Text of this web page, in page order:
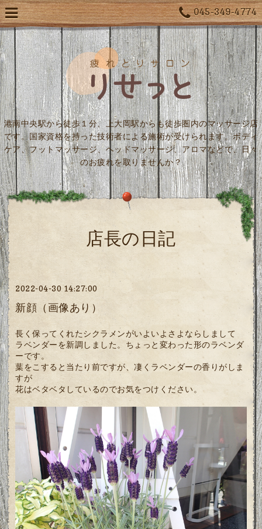
045-349-4774
港南中央駅から徒歩１分、上大岡駅からも徒歩圏内のマッサージ店
です。国家資格を持った技術者による施術が受けられます。ボディ
ケア、フットマッサージ、ヘッドマッサージ、アロマなどで、日々
のお疲れを取りませんか？
店長の日記
2022-04-30 14:27:00
新顔（画像あり）
長く保ってくれたシクラメンがいよいよさよならしまして
ラベンダーを新調しました。ちょっと変わった形のラベンダ
ーです。
葉をこすると当たり前ですが、凄くラベンダーの香りがしま
すが
花はベタベタしているのでお気をつけください。